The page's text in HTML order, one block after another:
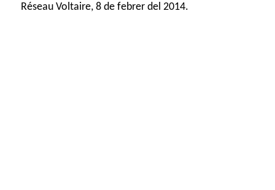
Réseau Voltaire, 8 de febrer del 2014.